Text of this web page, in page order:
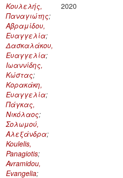
Κουλελής,
Παναγιώτης;
Αβραμίδου,
Ευαγγελία;
Δασκαλάκου,
Ευαγγελία;
Ιωαννίδης,
Κώστας;
Κορακάκη,
Ευαγγελία;
Πάγκας,
Νικόλαος;
Σολωμού,
Αλεξάνδρα;
Koulelis,
Panagiotis;
Avramidou,
Evangelia;
2020